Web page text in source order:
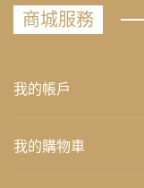
商城服務
我的帳戶
我的購物車